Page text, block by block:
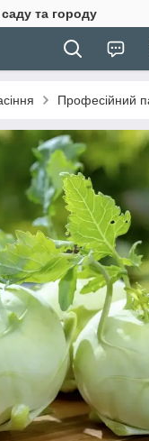
та городу
Професійний